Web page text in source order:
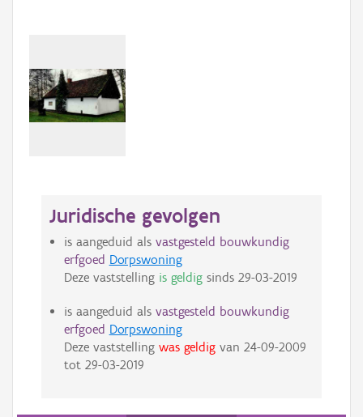
Juridische gevolgen
is aangeduid als vastgesteld bouwkundig
erfgoed Dorpswoning
Deze vaststelling is geldigsinds 29-03-2019
is aangeduid als vastgesteld bouwkundig
erfgoed Dorpswoning
Deze vaststelling was geldigvan 24-09-2009
tot 29-03-2019